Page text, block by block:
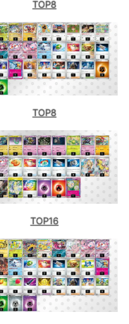
TOP8
TOP8
TOP16